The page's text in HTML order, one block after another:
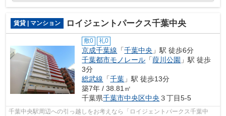
賃貸 | マンション ロイジェントパークス千葉中央
敷0 礼0
京成千葉線 「千葉中央 」駅 徒歩6分
千葉都市モノレール 「葭川公園 」駅 徒歩
3分
総武線 「千葉 」駅 徒歩13分
築7年 / 38.81㎡
千葉県千葉市中央区中央 ３丁目5-5
千葉中央駅周辺への引っ越しをお考えなら「ロイジェントパークス千葉中